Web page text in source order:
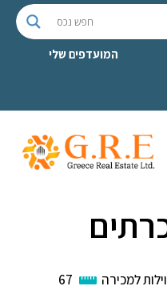
המועדפים שלי
וילות למכירה 67